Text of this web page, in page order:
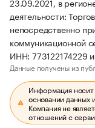
деятельности:
непосредственно
коммуникационной
ИНН: 773122174229
Данные получены из
Информация носит
основании данных
Компания не
отношений с